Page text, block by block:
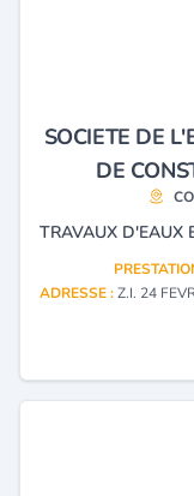
SOCIETE DE
DE
ADRESSE :Z.I. 24